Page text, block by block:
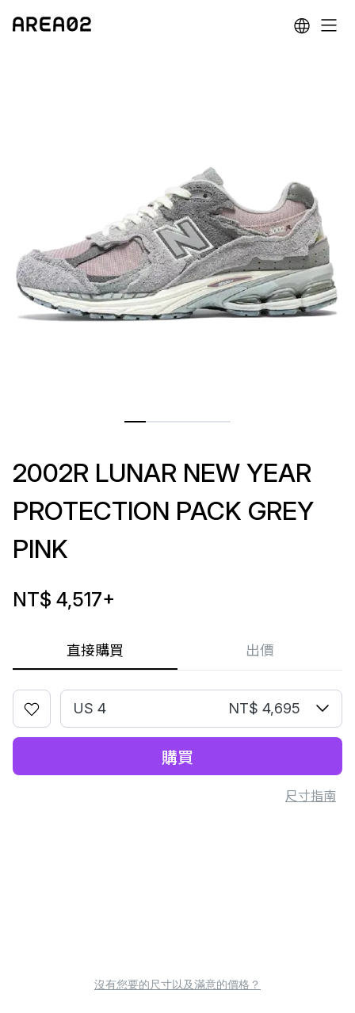
直接購買 出價
2002R LUNAR NEW YEAR
PROTECTION PACK GREY
PINK
NT$ 4,517+
US 4 NT$ 4,695
購買
尺寸指南
沒有您要的尺寸以及滿意的價格？